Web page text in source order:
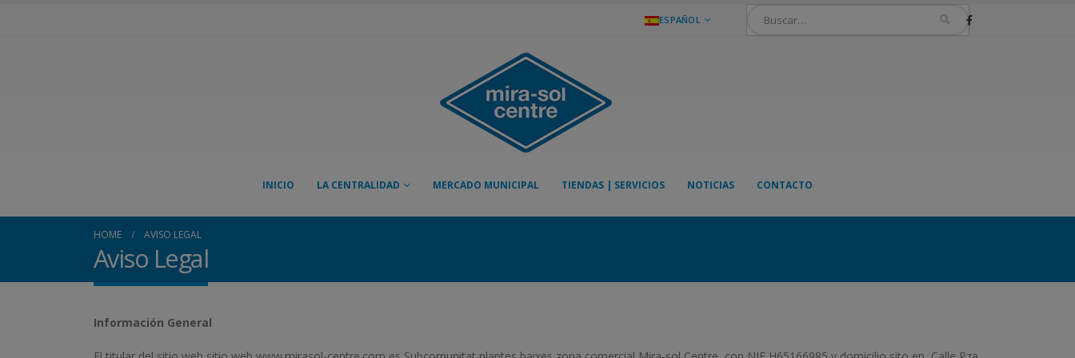
ESPAÑOL
INICIO LA CENTRALIDAD MERCADO MUNICIPAL TIENDAS | SERVICIOS NOTICIAS CONTACTO
HOME AVISO LEGAL
Aviso Legal
Información General